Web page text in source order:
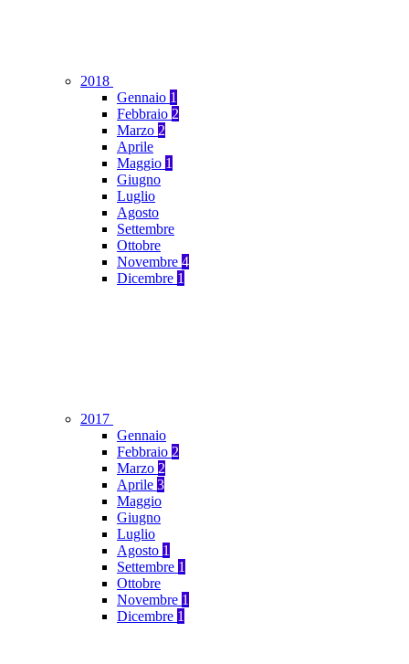
2018
Gennaio 1
Febbraio 2
Marzo 2
Aprile
Maggio 1
Giugno
Luglio
Agosto
Settembre
Ottobre
Novembre 4
Dicembre 1
2017
Gennaio
Febbraio 2
Marzo 2
Aprile 3
Maggio
Giugno
Luglio
Agosto 1
Settembre 1
Ottobre
Novembre 1
Dicembre 1